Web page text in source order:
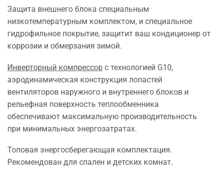
Защита внешнего блока специальным
низкотемпературным комплектом, и специальное
гидрофильное покрытие, защитит ваш кондиционер от
коррозии и обмерзания зимой.
Инверторный компрессор с технологией G10,
аэродинамическая конструкция лопастей
вентиляторов наружного и внутреннего блоков и
рельефная поверхность теплообменника
обеспечивают максимальную производительность
при минимальных энергозатратах.
Топовая энергосберегающая комплектация.
Рекомендован для спален и детских комнат.